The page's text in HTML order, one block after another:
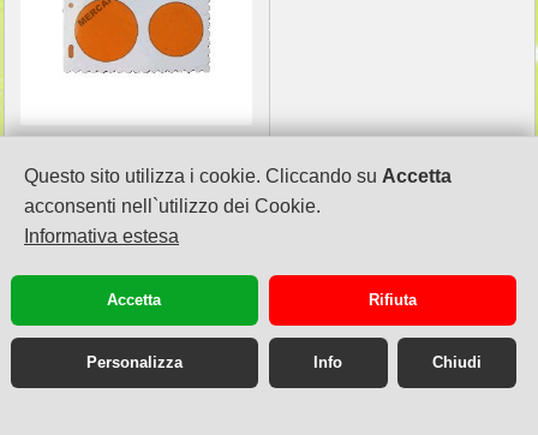
Questo sito utilizza i cookie. Cliccando su Accetta
acconsenti nell`utilizzo dei Cookie.
Informativa estesa
Accetta Rifiuta
Personalizza Info Chiudi
MERCANTI IN FIERA di ANTONELLA FLORIS
via Sacco e Vanzetti, 4
22100 COMO
cell. 340 9265822
info@mercantinfierashop.com